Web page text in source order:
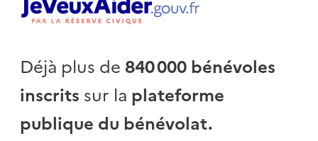
Déjà plus de840 000 bénévoles
inscrits sur la plateforme
publique du bénévolat.